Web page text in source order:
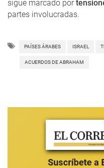
sigue marcado por
partes involucradas.
PAÍSES ÁRABES ISRAEL
ACUERDOS DE ABRAHAM